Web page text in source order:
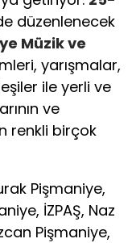
düzenlenecek
Müzik ve
yarışmalar,
ile yerli ve
ve
renkli birçok
Pişmaniye,
İZPAŞ, Naz
Pişmaniye,